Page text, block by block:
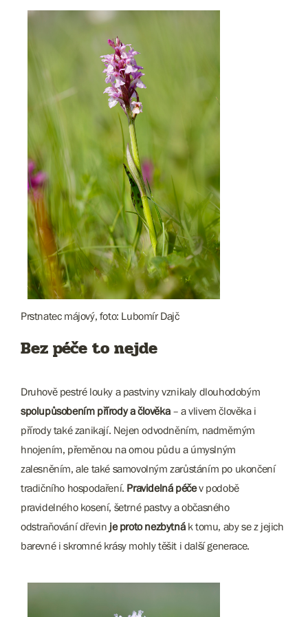
Prstnatec májový, foto: Lubomír Dajč
Bez péče to nejde
Druhově pestré louky a pastviny vznikaly dlouhodobým
spolupůsobením přírody a člověka– a vlivem člověka i
přírody také zanikají. Nejen odvodněním, nadměrným
hnojením, přeměnou na ornou půdu a úmyslným
zalesněním, ale také samovolným zarůstáním po ukončení
tradičního hospodaření. Pravidelná péčev podobě
pravidelného kosení, šetrné pastvy a občasného
odstraňování dřevin je proto nezbytná k tomu, aby se z jejich
barevné i skromné krásy mohly těšit i další generace.